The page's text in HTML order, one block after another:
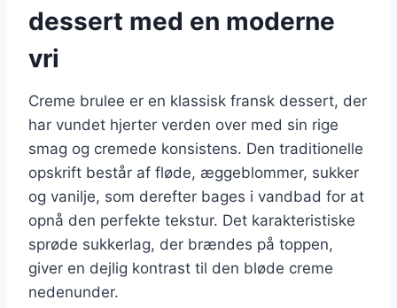
dessert med en moderne
vri
Creme brulee er en klassisk fransk dessert, der
har vundet hjerter verden over med sin rige
smag og cremede konsistens. Den traditionelle
opskrift består af fløde, æggeblommer, sukker
og vanilje, som derefter bages i vandbad for at
opnå den perfekte tekstur. Det karakteristiske
sprøde sukkerlag, der brændes på toppen,
giver en dejlig kontrast til den bløde creme
nedenunder.